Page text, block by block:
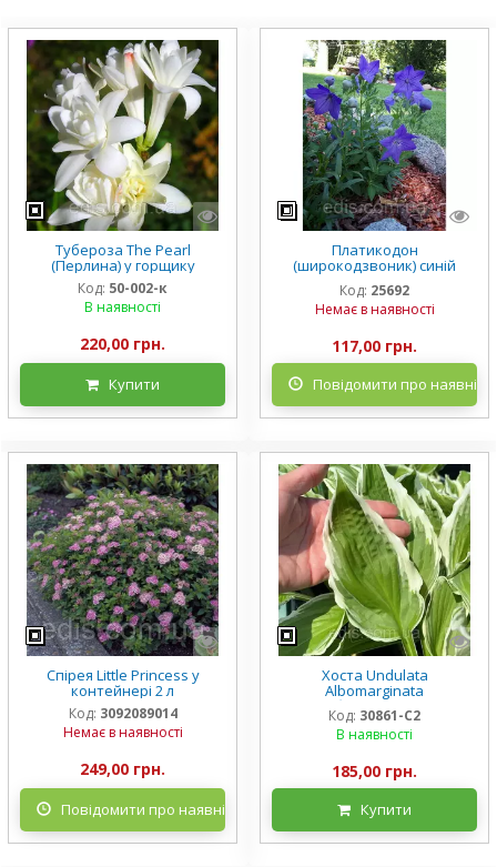
Тубероза The Pearl
(Перлина) у горщику
Код: 50-002-к
В наявності
220,00 грн.
Купити
Платикодон
(широкодзвоник) синій
низькорослий Mariesii у
горщику
Код: 25692
Немає в наявності
117,00 грн.
Повідомити про
Спірея Little Princess у
контейнері 2 л
Код: 3092089014
Немає в наявності
249,00 грн.
Повідомити про наявність
Хоста Undulata
Albomarginata
(Альбомарджината)
контейнер 2 л, 3/+ розетки
Код: 30861-С2
В наявності
185,00 грн.
Купити